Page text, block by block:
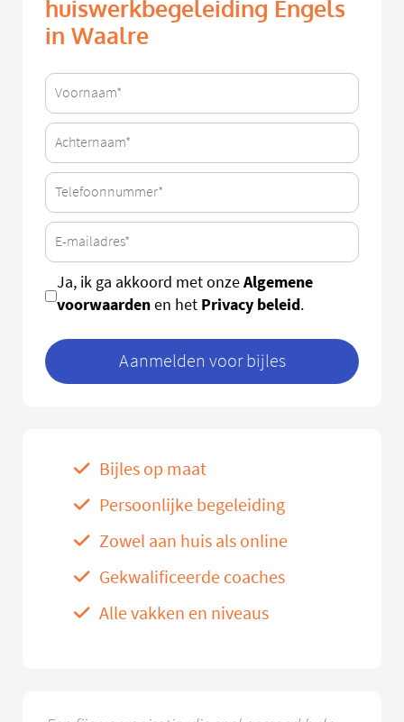
huiswerkbegeleiding Engels
in Waalre
Ja, ik ga akkoord met onzeAlgemene
voorwaardenen het Privacy beleid.
Aanmelden voor bijles
Bijles op maat
Persoonlijke begeleiding
Zowel aan huis als online
Gekwalificeerde coaches
Alle vakken en niveaus